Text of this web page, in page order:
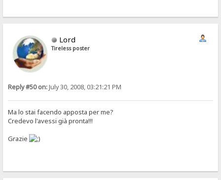
Lord
Tireless poster
Reply #50 on:July 30, 2008, 03:21:21 PM
Ma lo stai facendo apposta per me?
Credevo l'avessi già pronta!!!
Grazie